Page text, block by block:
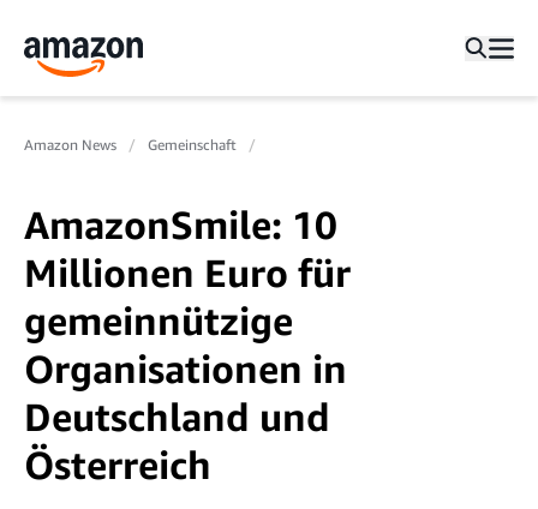
Amazon News Gemeinschaft
AmazonSmile: 10
Millionen Euro für
gemeinnützige
Organisationen in
Deutschland und
Österreich